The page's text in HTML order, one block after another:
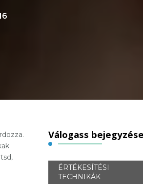
Válogass
ÉRTÉKESÍTÉSI
TECHNIKÁK